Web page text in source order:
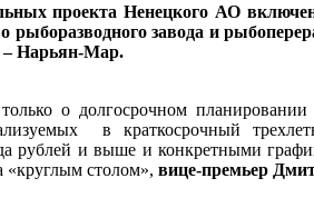
проекта Ненецкого АО
рыборазводного завода и
– Нарьян-Мар.
о долгосрочном планировании
в краткосрочный
рублей и выше и конкретными
«круглым столом», вице-премьер